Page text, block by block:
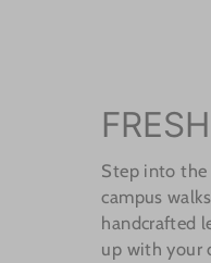
Step into the
campus
handcrafted
up with your